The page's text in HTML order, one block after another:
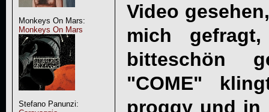
Monkeys On Mars:
Monkeys On Mars
Stefano Panunzi:
Video
mich
bitteschön
"COME"
proggy und in